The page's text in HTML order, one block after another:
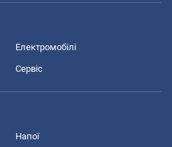
Електромобілі
Сервіс
Напої